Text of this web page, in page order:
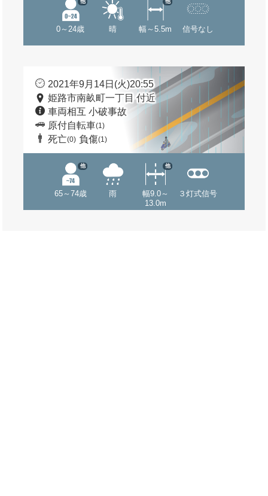
0～24歳
他
晴 幅～5.5m
他
信号なし
2021年9月14日(火)20:55
姫路市南畝町一丁目 付近
車両相互 小破事故
原付自転車(1)
死亡(0) 負傷(1)
65～74歳
他
雨
幅9.0～
13.0m
他
３灯式信号